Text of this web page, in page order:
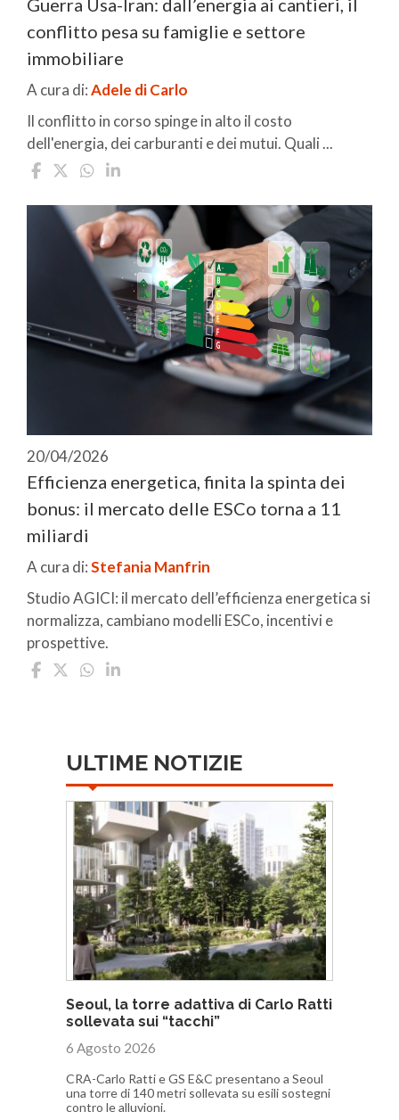
conflitto pesa su famiglie e settore
immobiliare
A cura di:Adele di Carlo
Il conflitto in corso spinge in alto il costo
dell'energia, dei carburanti e dei mutui. Quali ...
20/04/2026
Efficienza energetica, finita la spinta dei
bonus: il mercato delle ESCo torna a 11
miliardi
A cura di:Stefania Manfrin
Studio AGICI: il mercato dell’efficienza energetica si
normalizza, cambiano modelli ESCo, incentivi e
prospettive.
ULTIME NOTIZIE
Seoul, la torre adattiva di Carlo Ratti
sollevata sui “tacchi”
6 Agosto 2026
CRA-Carlo Ratti e GS E&C presentano a Seoul
una torre di 140 metri sollevata su esili sostegni
contro le alluvioni.